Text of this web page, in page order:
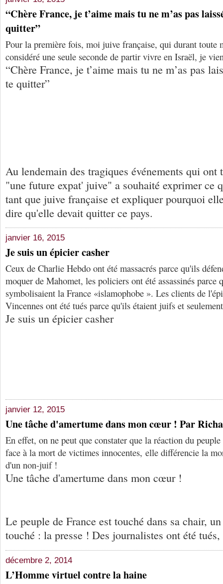
“Chère France, je t’aime mais tu ne m’as pas
quitter”
Pour la première fois, moi juive française, qui durant toute
considéré une seule seconde de partir vivre en Israël, je
“Chère France, je t’aime mais tu ne m’as pas
te quitter”
Au lendemain des tragiques événements qui ont
"une future expat' juive" a souhaité exprimer ce
tant que juive française et expliquer pourquoi
dire qu'elle devait quitter ce pays.
janvier 16, 2015
Je suis un épicier casher
Ceux de Charlie Hebdo ont été massacrés parce qu'ils
moquer de Mahomet, les policiers ont été assassinés parce
symbolisaient la France «islamophobe ». Les clients de
Vincennes ont été tués parce qu'ils étaient juifs et
Je suis un épicier casher
janvier 12, 2015
Une tâche d'amertume dans mon cœur ! Par
En effet, on ne peut que constater que la réaction du
face à la mort de victimes innocentes, elle différencie la
d'un non-juif !
Une tâche d'amertume dans mon cœur !
Le peuple de France est touché dans sa chair,
touché : la presse ! Des journalistes ont été
décembre 2, 2014
L’Homme virtuel contre la haine